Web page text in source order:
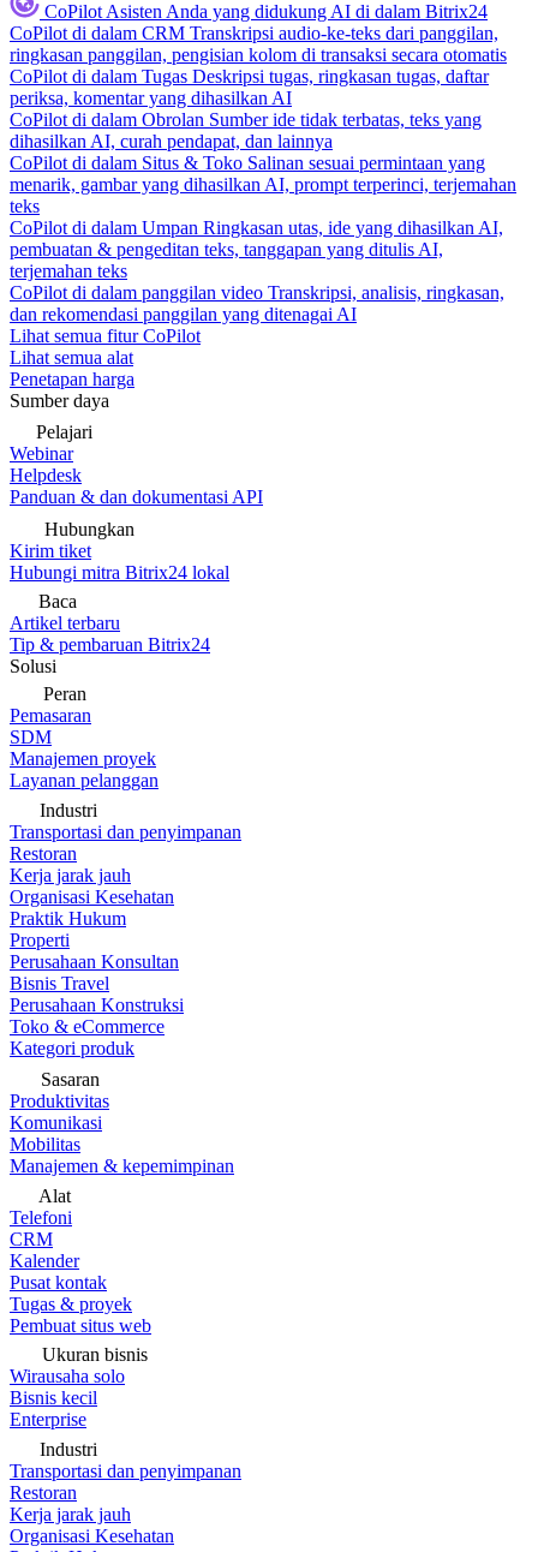
CoPilot Asisten Anda yang didukung AI di dalam Bitrix24
CoPilot di dalam CRM Transkripsi audio-ke-teks dari panggilan,
ringkasan panggilan, pengisian kolom di transaksi secara otomatis
CoPilot di dalam Tugas Deskripsi tugas, ringkasan tugas, daftar
periksa, komentar yang dihasilkan AI
CoPilot di dalam Obrolan Sumber ide tidak terbatas, teks yang
dihasilkan AI, curah pendapat, dan lainnya
CoPilot di dalam Situs & Toko Salinan sesuai permintaan yang
menarik, gambar yang dihasilkan AI, prompt terperinci, terjemahan
teks
CoPilot di dalam Umpan Ringkasan utas, ide yang dihasilkan AI,
pembuatan & pengeditan teks, tanggapan yang ditulis AI,
terjemahan teks
CoPilot di dalam panggilan video Transkripsi, analisis, ringkasan,
dan rekomendasi panggilan yang ditenagai AI
Lihat semua fitur CoPilot
Lihat semua alat
Penetapan harga
Sumber daya
Pelajari
Webinar
Helpdesk
Panduan & dan dokumentasi API
Hubungkan
Kirim tiket
Hubungi mitra Bitrix24 lokal
Baca
Artikel terbaru
Tip & pembaruan Bitrix24
Solusi
Peran
Pemasaran
SDM
Manajemen proyek
Layanan pelanggan
Industri
Transportasi dan penyimpanan
Restoran
Kerja jarak jauh
Organisasi Kesehatan
Praktik Hukum
Properti
Perusahaan Konsultan
Bisnis Travel
Perusahaan Konstruksi
Toko & eCommerce
Kategori produk
Sasaran
Produktivitas
Komunikasi
Mobilitas
Manajemen & kepemimpinan
Alat
Telefoni
CRM
Kalender
Pusat kontak
Tugas & proyek
Pembuat situs web
Ukuran bisnis
Wirausaha solo
Bisnis kecil
Enterprise
Industri
Transportasi dan penyimpanan
Restoran
Kerja jarak jauh
Organisasi Kesehatan